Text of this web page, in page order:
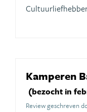
Kamperen
(bezocht in
Review geschreven